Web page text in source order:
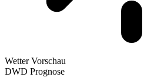
Wetter Vorschau
DWD Prognose